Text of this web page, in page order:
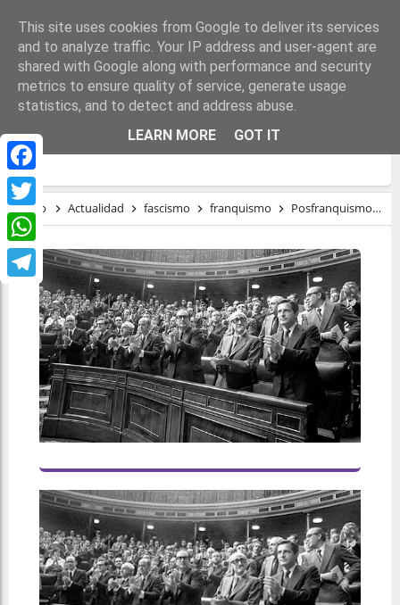
Facebook
Twitter
WhatsApp
Telegram
(PANDEMIA FRANQUISTA) ¿ALGUNA VEZ
SE FUE?
Inicio Actualidad fascismo franquismo Posfranquismo
This site uses cookies from Google to deliver its services
and to analyze traffic. Your IP address and user-agent are
shared with Google along with performance and security
metrics to ensure quality of service, generate usage
statistics, and to detect and address abuse.
LEARN MORE
GOT IT